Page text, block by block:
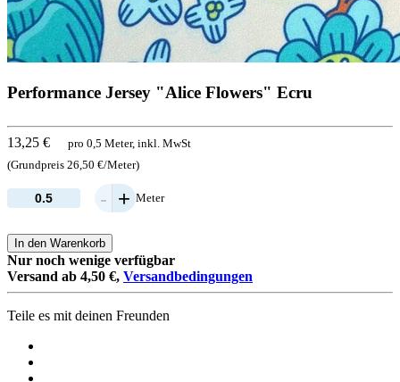
Performance Jersey "Alice Flowers" Ecru
13,25 €
pro 0,5 Meter, inkl. MwSt
(Grundpreis 26,50 €/Meter)
- + Meter
In den Warenkorb
Nur noch wenige verfügbar
Versand ab 4,50 €, Versandbedingungen
Teile es mit deinen Freunden